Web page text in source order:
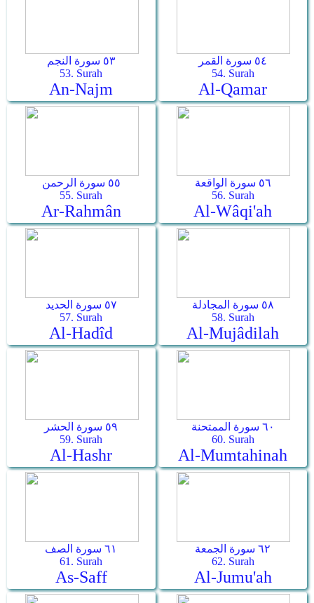
٥٣ سورة النجم
53. Surah
An-Najm
٥٤ سورة القمر
54. Surah
Al-Qamar
٥٥ سورة الرحمن
55. Surah
Ar-Rahmân
٥٦ سورة الواقعة
56. Surah
Al-Wâqi'ah
٥٧ سورة الحديد
57. Surah
Al-Hadîd
٥٨ سورة المجادلة
58. Surah
Al-Mujâdilah
٥٩ سورة الحشر
59. Surah
Al-Hashr
٦٠ سورة الممتحنة
60. Surah
Al-Mumtahinah
٦١ سورة الصف
61. Surah
As-Saff
٦٢ سورة الجمعة
62. Surah
Al-Jumu'ah